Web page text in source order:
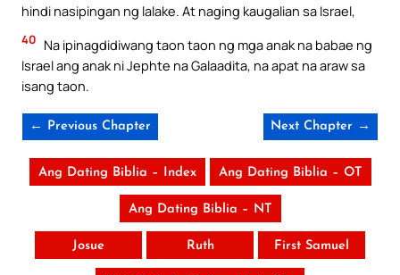
hindi nasipingan ng lalake. At naging kaugalian sa Israel,
40 Na ipinagdidiwang taon taon ng mga anak na babae ng
Israel ang anak ni Jephte na Galaadita, na apat na araw sa
isang taon.
← Previous Chapter Next Chapter →
Ang Dating Biblia – Index Ang Dating Biblia – OT
Ang Dating Biblia – NT
Josue Ruth First Samuel